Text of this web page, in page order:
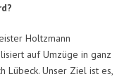
Holtzmann
auf Umzüge in ganz
Lübeck. Unser Ziel ist es,